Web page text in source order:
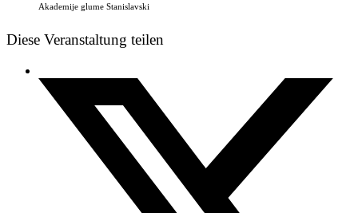
Akademije glume Stanislavski
Diese Veranstaltung teilen